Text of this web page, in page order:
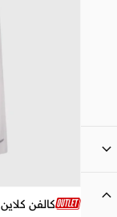
كالفن كلاين